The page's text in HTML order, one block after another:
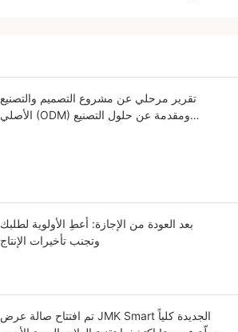
تقرير مرحلي عن مشروع التصميم والتصنيع
الأصلي (ODM) ومقدمة عن حلول التصنيع
بعد العودة من الإجازة: أعطِ الأولوية لطلبك
وتجنب تأخيرات الإنتاج
تم افتتاح صالة عرض JMK Smart الجديدة كلياً